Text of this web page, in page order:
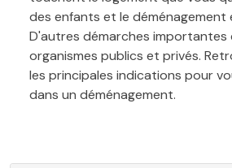
des enfants et le déménagement
D'autres démarches
organismes publics et privés.
les principales indications pour
dans un déménagement.